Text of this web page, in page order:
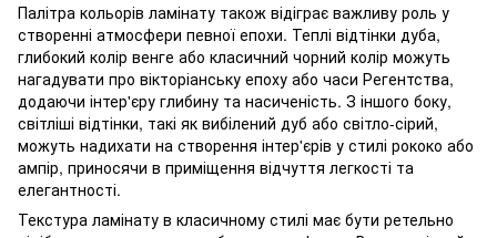
Палітра кольорів ламінату також відіграє важливу роль у
створенні атмосфери певної епохи. Теплі відтінки дуба,
глибокий колір венге або класичний чорний колір можуть
нагадувати про вікторіанську епоху або часи Регентства,
додаючи інтер'єру глибину та насиченість. З іншого боку,
світліші відтінки, такі як вибілений дуб або світло-сірий,
можуть надихати на створення інтер'єрів у стилі рококо або
ампір, приносячи в приміщення відчуття легкості та
елегантності.
Текстура ламінату в класичному стилі має бути ретельно